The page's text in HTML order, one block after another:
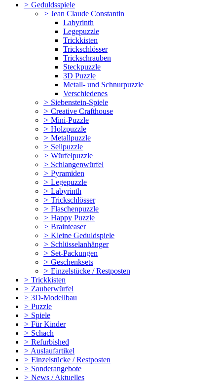
> Geduldsspiele
> Jean Claude Constantin
Labyrinth
Legepuzzle
Trickkisten
Trickschlösser
Trickschrauben
Steckpuzzle
3D Puzzle
Metall- und Schnurpuzzle
Verschiedenes
> Siebenstein-Spiele
> Creative Crafthouse
> Mini-Puzzle
> Holzpuzzle
> Metallpuzzle
> Seilpuzzle
> Würfelpuzzle
> Schlangenwürfel
> Pyramiden
> Legepuzzle
> Labyrinth
> Trickschlösser
> Flaschenpuzzle
> Happy Puzzle
> Brainteaser
> Kleine Geduldspiele
> Schlüsselanhänger
> Set-Packungen
> Geschenksets
> Einzelstücke / Restposten
> Trickkisten
> Zauberwürfel
> 3D-Modellbau
> Puzzle
> Spiele
> Für Kinder
> Schach
> Refurbished
> Auslaufartikel
> Einzelstücke / Restposten
> Sonderangebote
> News / Aktuelles